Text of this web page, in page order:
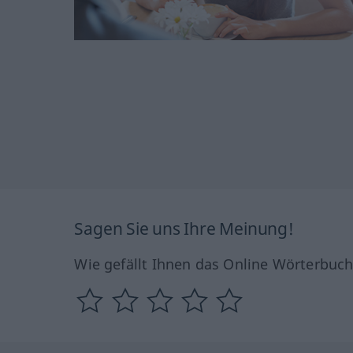
Sagen Sie uns Ihre Meinung!
Wie gefällt Ihnen das Online